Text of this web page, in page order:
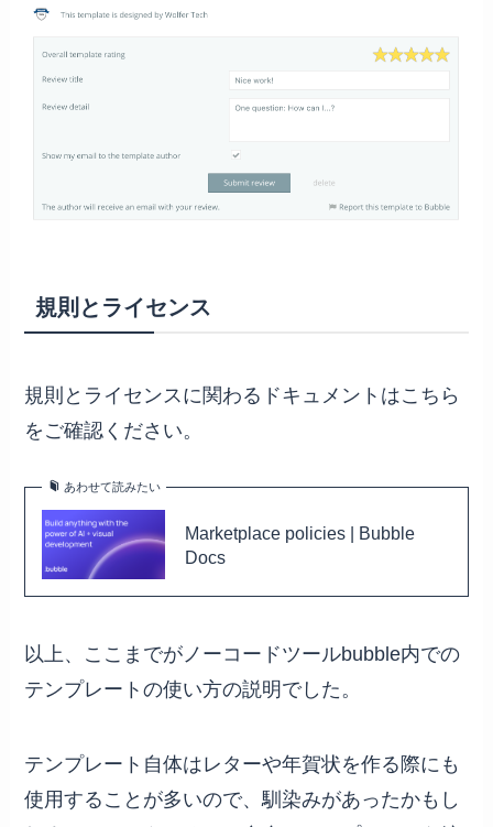
規則とライセンス
規則とライセンスに関わるドキュメントはこちら
をご確認ください。
あわせて読みたい
Marketplace policies | Bubble
Docs
以上、ここまでがノーコードツールbubble内での
テンプレートの使い方の説明でした。
テンプレート自体はレターや年賀状を作る際にも
使用することが多いので、馴染みがあったかもし